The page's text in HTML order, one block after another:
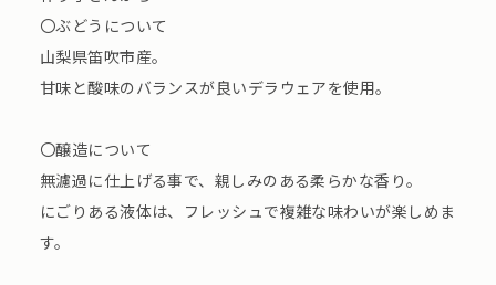
〇ぶどうについて
山梨県笛吹市産。
甘味と酸味のバランスが良いデラウェアを使用。
〇醸造について
無濾過に仕上げる事で、親しみのある柔らかな香り。
にごりある液体は、フレッシュで複雑な味わいが楽しめま
す。